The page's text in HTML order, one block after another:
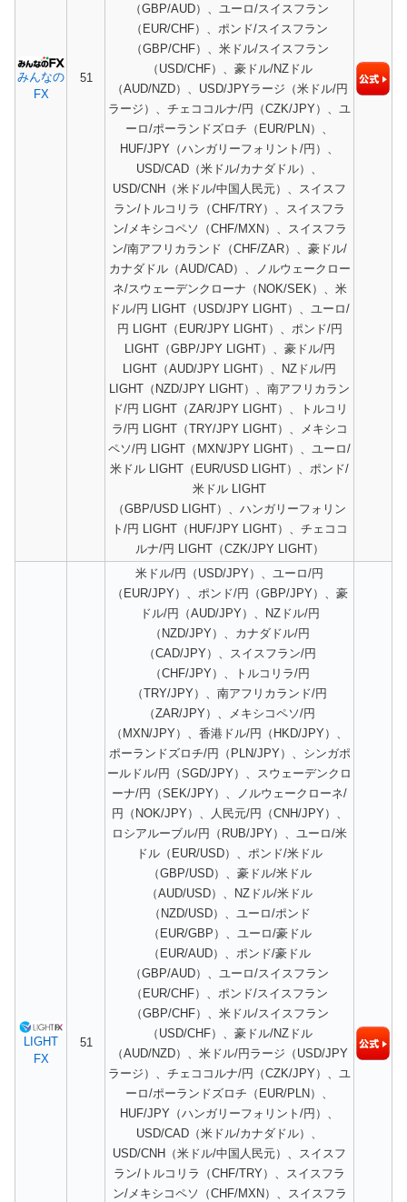
みんなの
FX
51
（GBP/AUD）、ユーロ/スイスフラン
（EUR/CHF）、ポンド/スイスフラン
（GBP/CHF）、米ドル/スイスフラン
（USD/CHF）、豪ドル/NZドル
（AUD/NZD）、USD/JPYラージ（米ドル/円
ラージ）、チェココルナ/円（CZK/JPY）、ユ
ーロ/ポーランドズロチ（EUR/PLN）、
HUF/JPY（ハンガリーフォリント/円）、
USD/CAD（米ドル/カナダドル）、
USD/CNH（米ドル/中国人民元）、スイスフ
ラン/トルコリラ（CHF/TRY）、スイスフラ
ン/メキシコペソ（CHF/MXN）、スイスフラ
ン/南アフリカランド（CHF/ZAR）、豪ドル/
カナダドル（AUD/CAD）、ノルウェークロー
ネ/スウェーデンクローナ（NOK/SEK）、米
ドル/円 LIGHT（USD/JPY LIGHT）、ユーロ/
円 LIGHT（EUR/JPY LIGHT）、ポンド/円
LIGHT（GBP/JPY LIGHT）、豪ドル/円
LIGHT（AUD/JPY LIGHT）、NZドル/円
LIGHT（NZD/JPY LIGHT）、南アフリカラン
ド/円 LIGHT（ZAR/JPY LIGHT）、トルコリ
ラ/円 LIGHT（TRY/JPY LIGHT）、メキシコ
ペソ/円 LIGHT（MXN/JPY LIGHT）、ユーロ/
米ドル LIGHT（EUR/USD LIGHT）、ポンド/
米ドル LIGHT
（GBP/USD LIGHT）、ハンガリーフォリン
ト/円 LIGHT（HUF/JPY LIGHT）、チェココ
ルナ/円 LIGHT（CZK/JPY LIGHT）
LIGHT
FX
51
米ドル/円（USD/JPY）、ユーロ/円
（EUR/JPY）、ポンド/円（GBP/JPY）、豪
ドル/円（AUD/JPY）、NZドル/円
（NZD/JPY）、カナダドル/円
（CAD/JPY）、スイスフラン/円
（CHF/JPY）、トルコリラ/円
（TRY/JPY）、南アフリカランド/円
（ZAR/JPY）、メキシコペソ/円
（MXN/JPY）、香港ドル/円（HKD/JPY）、
ポーランドズロチ/円（PLN/JPY）、シンガポ
ールドル/円（SGD/JPY）、スウェーデンクロ
ーナ/円（SEK/JPY）、ノルウェークローネ/
円（NOK/JPY）、人民元/円（CNH/JPY）、
ロシアルーブル/円（RUB/JPY）、ユーロ/米
ドル（EUR/USD）、ポンド/米ドル
（GBP/USD）、豪ドル/米ドル
（AUD/USD）、NZドル/米ドル
（NZD/USD）、ユーロ/ポンド
（EUR/GBP）、ユーロ/豪ドル
（EUR/AUD）、ポンド/豪ドル
（GBP/AUD）、ユーロ/スイスフラン
（EUR/CHF）、ポンド/スイスフラン
（GBP/CHF）、米ドル/スイスフラン
（USD/CHF）、豪ドル/NZドル
（AUD/NZD）、米ドル/円ラージ（USD/JPY
ラージ）、チェココルナ/円（CZK/JPY）、ユ
ーロ/ポーランドズロチ（EUR/PLN）、
HUF/JPY（ハンガリーフォリント/円）、
USD/CAD（米ドル/カナダドル）、
USD/CNH（米ドル/中国人民元）、スイスフ
ラン/トルコリラ（CHF/TRY）、スイスフラ
ン/メキシコペソ（CHF/MXN）、スイスフラ